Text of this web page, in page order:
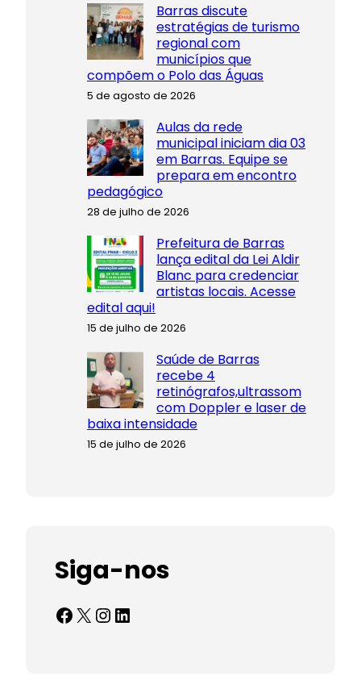
Barras discute
estratégias de turismo
regional com
municípios que
compõem o Polo das Águas
5 de agosto de 2026
Aulas da rede
municipal iniciam dia 03
em Barras. Equipe se
prepara em encontro
pedagógico
28 de julho de 2026
Prefeitura de Barras
lança edital da Lei Aldir
Blanc para credenciar
artistas locais. Acesse
edital aqui!
15 de julho de 2026
Saúde de Barras
recebe 4
retinógrafos,ultrassom
com Doppler e laser de
baixa intensidade
15 de julho de 2026
Siga-nos
Facebook X InstagramLinkedIn